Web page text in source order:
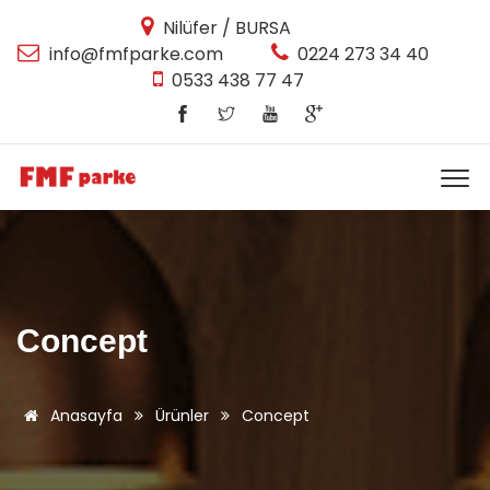
Nilüfer / BURSA
info@fmfparke.com
0224 273 34 40
0533 438 77 47
Concept
Anasayfa Ürünler Concept